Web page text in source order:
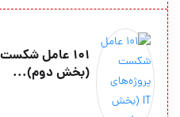
(بخش دوم)...